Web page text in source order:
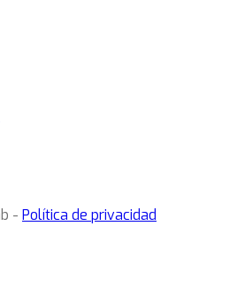
- Política de privacidad